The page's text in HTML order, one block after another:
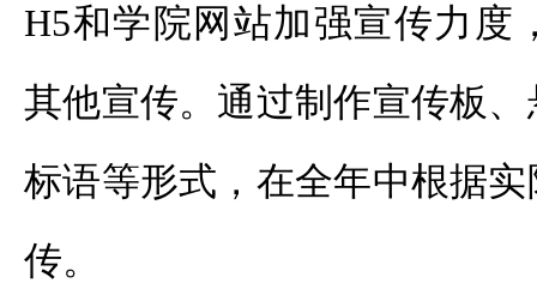
H5和学院网站加强宣传力度
其他宣传。通过制作宣传板
标语等形式，在全年中根据
传。